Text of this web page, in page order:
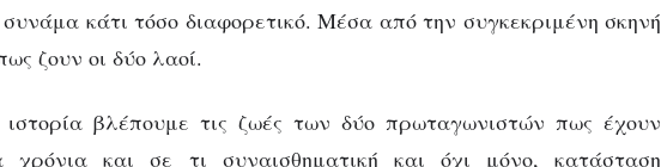
κάτι τόσο διαφορετικό. Μέσα από την συγκεκριμένη σκηνή
ζουν οι δύο λαοί.
βλέπουμε τις ζωές των δύο πρωταγωνιστών πως έχουν
χρόνια και σε τι συναισθηματική και όχι μόνο, κατάσταση